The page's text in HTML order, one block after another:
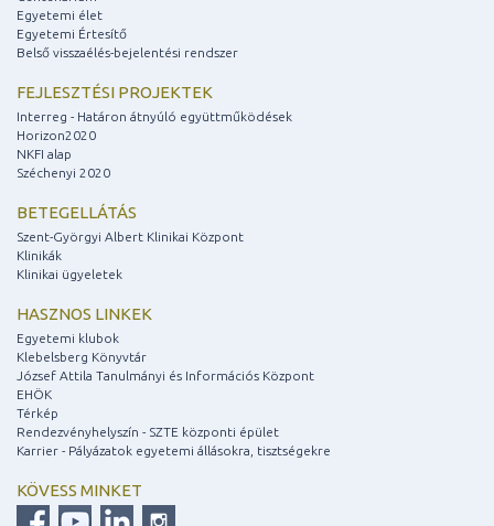
Egyetemi élet
Egyetemi Értesítő
Belső visszaélés-bejelentési rendszer
FEJLESZTÉSI PROJEKTEK
Interreg - Határon átnyúló együttműködések
Horizon2020
NKFI alap
Széchenyi 2020
BETEGELLÁTÁS
Szent-Györgyi Albert Klinikai Központ
Klinikák
Klinikai ügyeletek
HASZNOS LINKEK
Egyetemi klubok
Klebelsberg Könyvtár
József Attila Tanulmányi és Információs Központ
EHÖK
Térkép
Rendezvényhelyszín - SZTE központi épület
Karrier - Pályázatok egyetemi állásokra, tisztségekre
KÖVESS MINKET